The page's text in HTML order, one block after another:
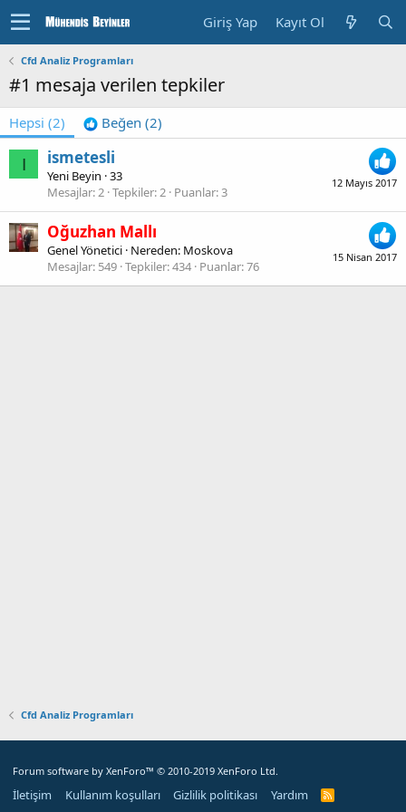
Giriş Yap Kayıt Ol
Cfd Analiz Programları
#1 mesaja verilen tepkiler
Hepsi (2) Beğen (2)
I
12 Mayıs 2017
ismetesli
Yeni Beyin ·33
Mesajlar 2 Tepkiler 2 Puanlar 3
15 Nisan 2017
Oğuzhan Mallı
Genel Yönetici · Nereden: Moskova
Mesajlar 549 Tepkiler 434 Puanlar 76
Cfd Analiz Programları
Forum software by XenForo™ © 2010-2019 XenForo Ltd.
İletişim Kullanım koşulları Gizlilik politikası Yardım
R